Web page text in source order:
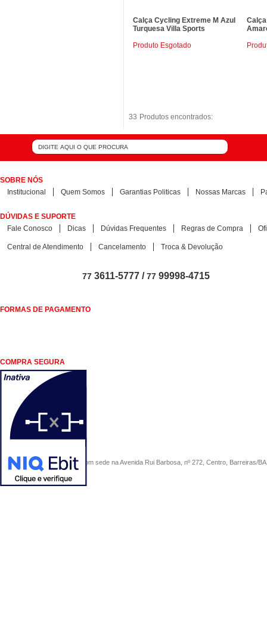
Produtos encontrados:
33
Calça Cycling Extreme M Azul
Turquesa Villa Sports
Produto Esgotado
Produtos encontrados:
33
SOBRE NÓS
Institucional
Quem Somos Garantias Politicas Nossas Marcas
DÚVIDAS E SUPORTE
Fale Conosco
Dicas Dúvidas Frequentes Regras de Compra
Central de Atendimento Cancelamento Troca & Devolução
77 3611-5777 /77 99998-4715
FORMAS DE PAGAMENTO
COMPRA SEGURA
COMERCIAL SÃO PAULO, com sede na Avenida Rui Barbosa, nº 272, Centro, Barreiras/